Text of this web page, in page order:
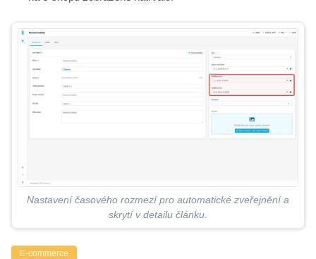
Nastavení časového rozmezí pro automatické zveřejnění a
skrytí v detailu článku.
E-commerce